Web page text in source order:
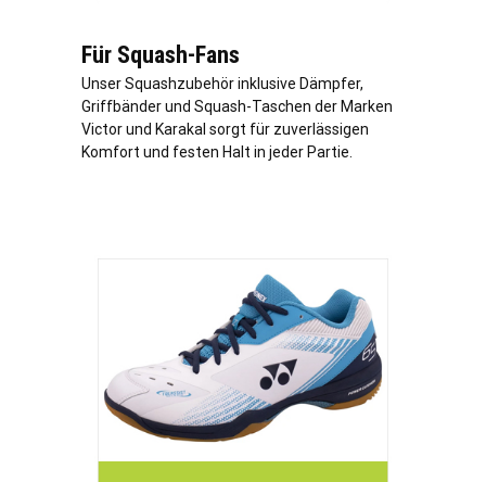
Für Squash-Fans
Unser Squashzubehör inklusive Dämpfer,
Griffbänder und Squash-Taschen der Marken
Victor und Karakal sorgt für zuverlässigen
Komfort und festen Halt in jeder Partie.